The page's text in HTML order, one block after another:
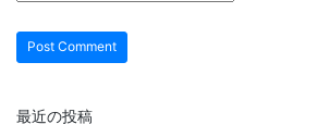
最近の投稿